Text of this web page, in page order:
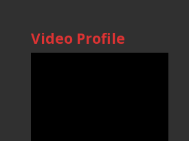
Video Profile